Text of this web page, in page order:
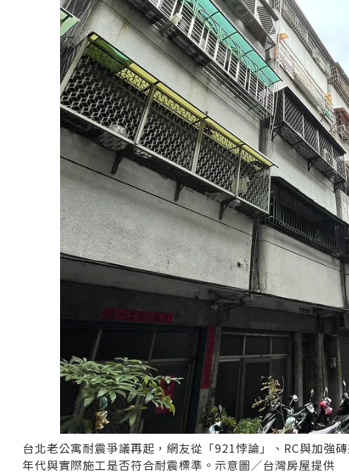
台北老公寓耐震爭議再起，網友從「921悖論」、RC與加強
年代與實際施工是否符合耐震標準。示意圖／台灣房屋提供